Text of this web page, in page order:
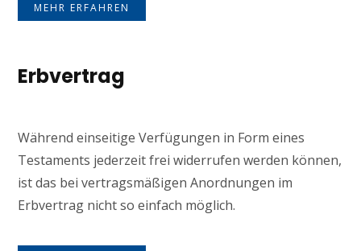
MEHR ERFAHREN
Erbvertrag
Während einseitige Verfügungen in Form eines
Testaments jederzeit frei widerrufen werden können,
ist das bei vertragsmäßigen Anordnungen im
Erbvertrag nicht so einfach möglich.